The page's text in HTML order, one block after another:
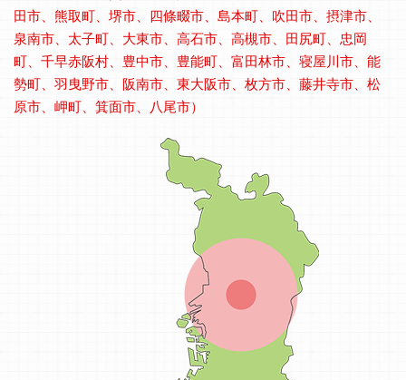
田市、熊取町、堺市、四條畷市、島本町、吹田市、摂津市、
泉南市、太子町、大東市、高石市、高槻市、田尻町、忠岡
町、千早赤阪村、豊中市、豊能町、富田林市、寝屋川市、能
勢町、羽曳野市、阪南市、東大阪市、枚方市、藤井寺市、松
原市、岬町、箕面市、八尾市）